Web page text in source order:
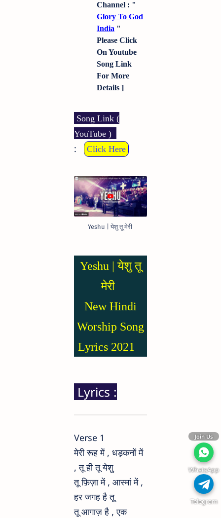
Channel : "
Glory To God
India "
Please Click
On Youtube
Song Link
For More
Details ]
Song Link (
YouTube )
: Click Here
Yeshu | येशु तू मेरी
Yeshu | येशु तू
मेरी
New Hindi
Worship Song
Lyrics 2021
Lyrics :
Verse 1
मेरी रूह में , धड़कनों में
, तू ही तू येशु
तू फ़िज़ा में , आस्मां में ,
हर जगह है तू
तू आगाज़ है , एक
Join Us
WhatsApp
Telegram